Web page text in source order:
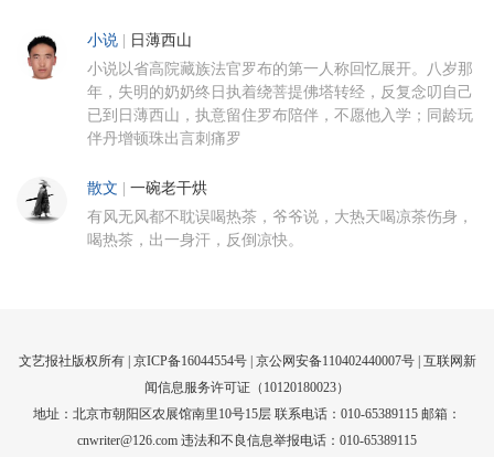
小说 日薄西山
小说以省高院藏族法官罗布的第一人称回忆展开。八岁那
年，失明的奶奶终日执着绕菩提佛塔转经，反复念叨自己
已到日薄西山，执意留住罗布陪伴，不愿他入学；同龄玩
伴丹增顿珠出言刺痛罗
散文 一碗老干烘
有风无风都不耽误喝热茶，爷爷说，大热天喝凉茶伤身，
喝热茶，出一身汗，反倒凉快。
文艺报社版权所有 | 京ICP备16044554号| 京公网安备110402440007号 | 互联网新
闻信息服务许可证（10120180023）
地址：北京市朝阳区农展馆南里10号15层 联系电话：010-65389115 邮箱：
cnwriter@126.com 违法和不良信息举报电话：010-65389115